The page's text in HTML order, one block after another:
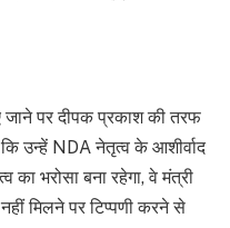
जाने पर दीपक प्रकाश की तरफ
उन्हें NDA नेतृत्व के आशीर्वाद
भरोसा बना रहेगा, वे मंत्री
मिलने पर टिप्पणी करने से